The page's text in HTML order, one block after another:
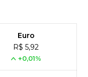
Euro
R$ 5,92
+0,01%